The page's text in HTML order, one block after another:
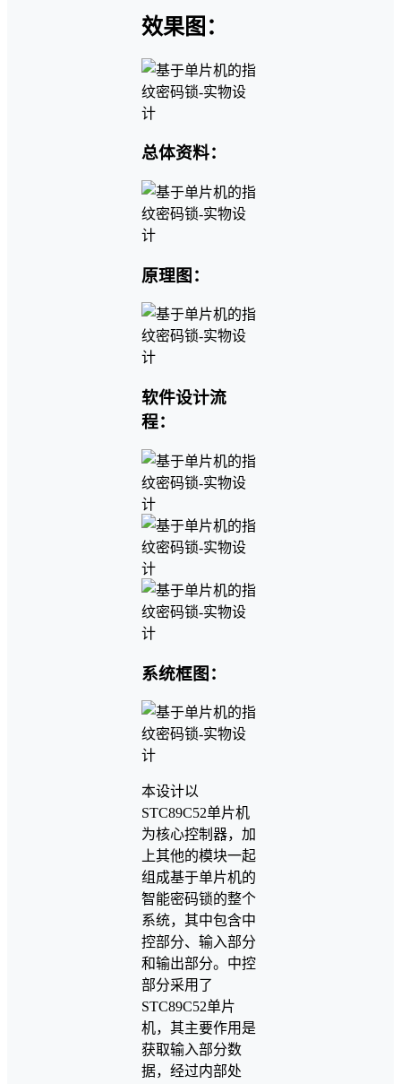
效果图：
总体资料：
原理图：
软件设计流
程：
系统框图：
本设计以
STC89C52单片机
为核心控制器，加
上其他的模块一起
组成基于单片机的
智能密码锁的整个
系统，其中包含中
控部分、输入部分
和输出部分。中控
部分采用了
STC89C52单片
机，其主要作用是
获取输入部分数
据，经过内部处